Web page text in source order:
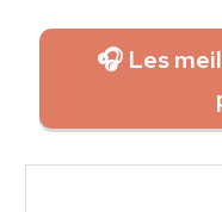
🎧 Les